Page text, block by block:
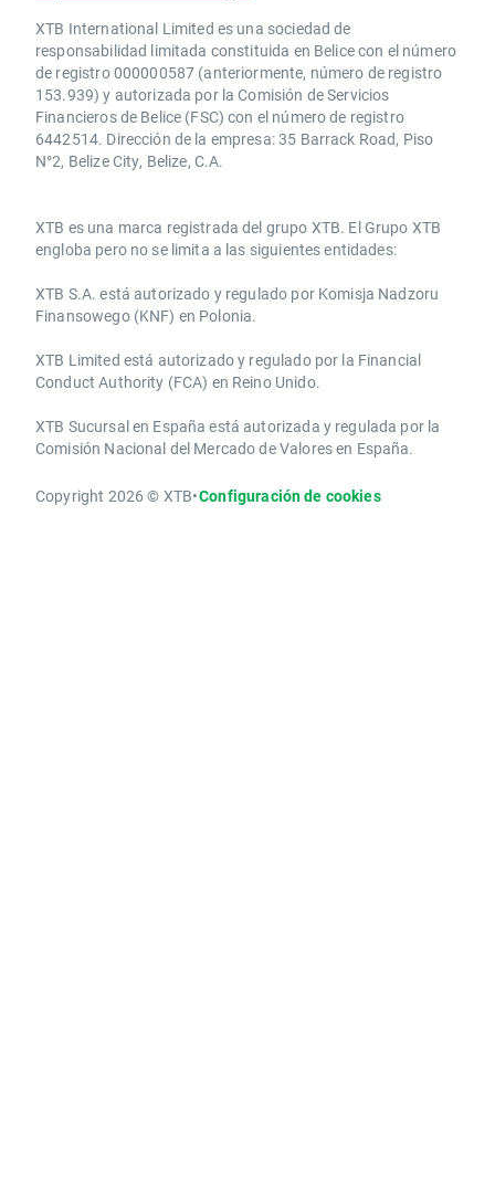
XTB International Limited es una sociedad de
responsabilidad limitada constituida en Belice con el número
de registro 000000587 (anteriormente, número de registro
153.939) y autorizada por la Comisión de Servicios
Financieros de Belice (FSC) con el número de registro
6442514. Dirección de la empresa: 35 Barrack Road, Piso
N°2, Belize City, Belize, C.A.
​​XTB es una marca registrada del grupo XTB. El Grupo XTB
engloba pero no se limita a las siguientes entidades:
XTB S.A.​ está autorizado y regulado por Komisja Nadzoru
Finansowego (KNF) ​en Polonia.
XTB Limited ​está autorizado y regulado por la ​Financial
Conduct Authority ​(FCA) en ​​Reino Unido.
XTB Sucursal en España está autorizada y regulada por la
Comisión Nacional del Mercado de Valores en España.
Copyright 2026 © XTB•Configuración de cookies